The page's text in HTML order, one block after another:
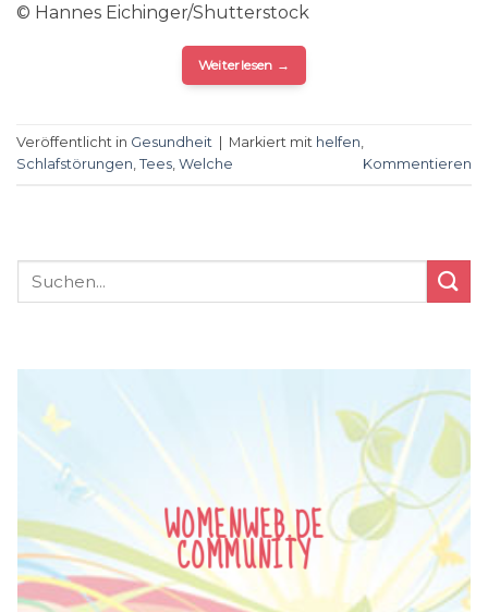
© Hannes Eichinger/Shutterstock
Weiterlesen →
Veröffentlicht in Gesundheit Markiert mit helfen,
Schlafstörungen, Tees, Welche Kommentieren
WOMENWEB.DE
COMMUNITY